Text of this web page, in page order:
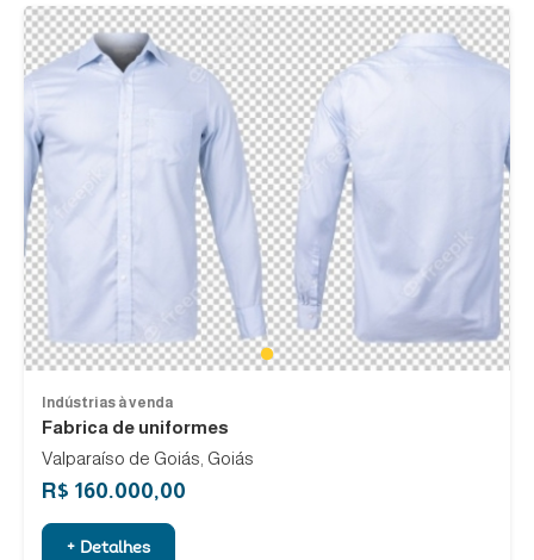
1
Indústrias à venda
Fabrica de uniformes
Valparaíso de Goiás, Goiás
R$ 160.000,00
+ Detalhes